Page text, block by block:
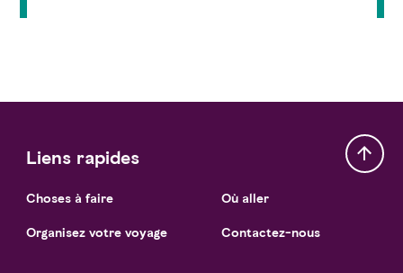
Liens rapides
Choses à faire
Organisez votre voyage
Où aller
Contactez-nous